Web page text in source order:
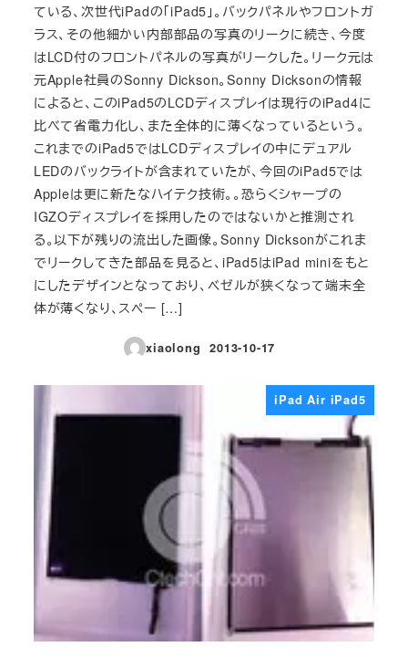
ている、次世代iPadの「iPad5」。バックパネルやフロントガ
ラス、その他細かい内部部品の写真のリークに続き、今度
はLCD付のフロントパネルの写真がリークした。リーク元は
元Apple社員のSonny Dickson。Sonny Dicksonの情報
によると、このiPad5のLCDディスプレイは現行のiPad4に
比べて省電力化し、また全体的に薄くなっているという。
これまでのiPad5ではLCDディスプレイの中にデュアル
LEDのバックライトが含まれていたが、今回のiPad5では
Appleは更に新たなハイテク技術。。恐らくシャープの
IGZOディスプレイを採用したのではないかと推測され
る。以下が残りの流出した画像。Sonny Dicksonがこれま
でリークしてきた部品を見ると、iPad5はiPad miniをもと
にしたデザインとなっており、ベゼルが狭くなって端末全
体が薄くなり、スペー […]
xiaolong
投稿日
2013-10-17
iPad Air iPad5